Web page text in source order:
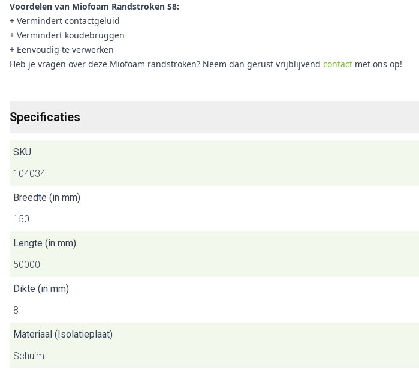
Voordelen van Miofoam Randstroken S8:
+ Vermindert contactgeluid
+ Vermindert koudebruggen
+ Eenvoudig te verwerken
Heb je vragen over deze Miofoam randstroken? Neem dan gerust vrijblijvend contact met ons op!
Specificaties
SKU
104034
Breedte (in mm)
150
Lengte (in mm)
50000
Dikte (in mm)
8
Materiaal (Isolatieplaat)
Schuim